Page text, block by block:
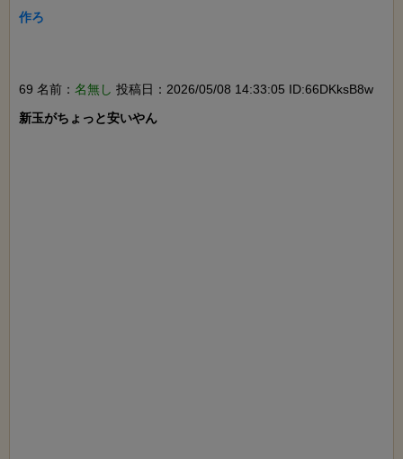
作ろ
69 名前： 名無し 投稿日：2026/05/08 14:33:05 ID:66DKksB8w
新玉がちょっと安いやん